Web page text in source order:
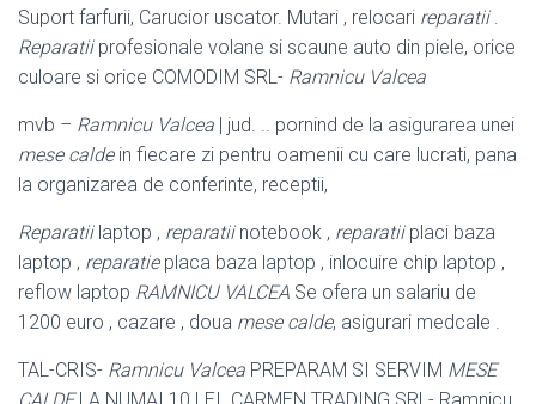
Suport farfurii, Carucior uscator. Mutari , relocari reparatii.
Reparatiiprofesionale volane si scaune auto din piele, orice
culoare si orice COMODIM SRL- Ramnicu Valcea
mvb – Ramnicu Valcea | jud. .. pornind de la asigurarea unei
mese caldein fiecare zi pentru oamenii cu care lucrati, pana
la organizarea de conferinte, receptii,
Reparatiilaptop , reparatiinotebook , reparatiiplaci baza
laptop , reparatieplaca baza laptop , inlocuire chip laptop ,
reflow laptop RAMNICU VALCEA Se ofera un salariu de
1200 euro , cazare , doua mese calde, asigurari medcale .
TAL-CRIS- Ramnicu Valcea PREPARAM SI SERVIM MESE